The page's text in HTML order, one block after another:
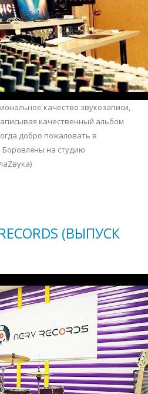
качество звукозаписи,
качественный альбом
добро пожаловать в
Боровляны на студию
(ВЫПУСК